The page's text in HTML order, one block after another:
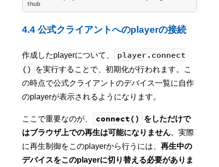
thub
4.4 公式クライアントへのplayerの接続
作成したplayerについて、
player.connect
()
を実行することで、初期化が行われます。こ
の時点で公式クライアントのデバイス一覧に自作
のplayerが表示されるようになります。
ここで重要なのが、 connect()
をしただけで
はブラウザ上での再生は可能になりません。実際
に再生制御をこのplayerから行うには、 再生中の
デバイスをこのplayerに切り替える必要がありま